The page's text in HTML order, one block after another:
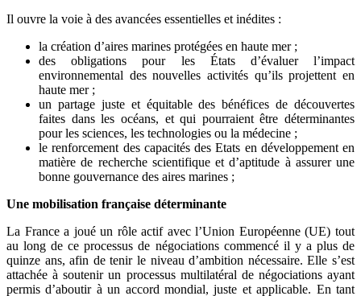
Il ouvre la voie à des avancées essentielles et inédites :
la création d’aires marines protégées en haute mer ;
des obligations pour les États d’évaluer l’impact
environnemental des nouvelles activités qu’ils projettent en
haute mer ;
un partage juste et équitable des bénéfices de découvertes
faites dans les océans, et qui pourraient être déterminantes
pour les sciences, les technologies ou la médecine ;
le renforcement des capacités des Etats en développement en
matière de recherche scientifique et d’aptitude à assurer une
bonne gouvernance des aires marines ;
Une mobilisation française déterminante
La France a joué un rôle actif avec l’Union Européenne (UE) tout
au long de ce processus de négociations commencé il y a plus de
quinze ans, afin de tenir le niveau d’ambition nécessaire. Elle s’est
attachée à soutenir un processus multilatéral de négociations ayant
permis d’aboutir à un accord mondial, juste et applicable. En tant